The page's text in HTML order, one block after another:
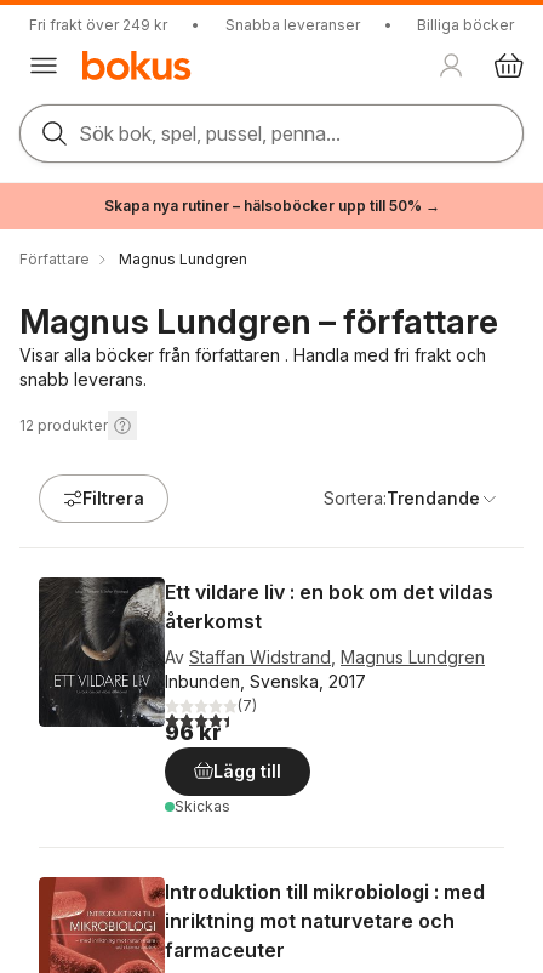
Fri frakt över 249 kr • Snabba leveranser • Billiga böcker
Sök bok, spel, pussel, penna...
Skapa nya rutiner – hälsoböcker upp till 50% →
Författare Magnus Lundgren
Magnus Lundgren – författare
Visar alla böcker från författaren . Handla med fri frakt och
snabb leverans.
12 produkter
Filtrera Sortera:Trendande
Ett vildare liv : en bok om det vildas
återkomst
Av Staffan Widstrand Magnus Lundgren
Inbunden, Svenska, 2017
4,4utav 5 stjärnor. Totalt antal röster:
(7)
96 kr
Lägg till
Skickas
Introduktion till mikrobiologi : med
inriktning mot naturvetare och
farmaceuter